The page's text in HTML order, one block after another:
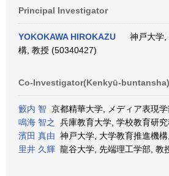
Principal Investigator
YOKOKAWA HIROKAZU
神戸大学,
構, 教授 (50340427)
Co-Investigator(Kenkyū-buntansha)
籔内 智 京都精華大学, メディア表現
鳴海 智之
兵庫教育大学, 学校教育研
濱田 真由 神戸大学, 大学教育推進機
里井 久輝 龍谷大学, 先端理工学部, 教